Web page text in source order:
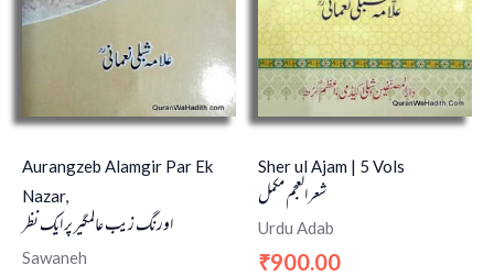
Aurangzeb Alamgir Par Ek
Nazar,
اورنگ زیب عالمگیر پر ایک نظر
Sawaneh
Sher ul Ajam | 5 Vols
شعر العجم مکمل
Urdu Adab
₹900.00